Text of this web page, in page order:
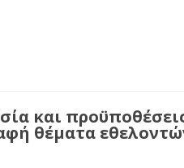
και
θέματα